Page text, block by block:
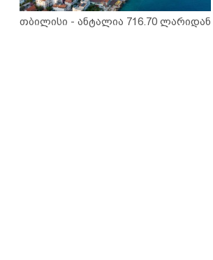
თბილისი - ანტალია 716.70 ლარიდან